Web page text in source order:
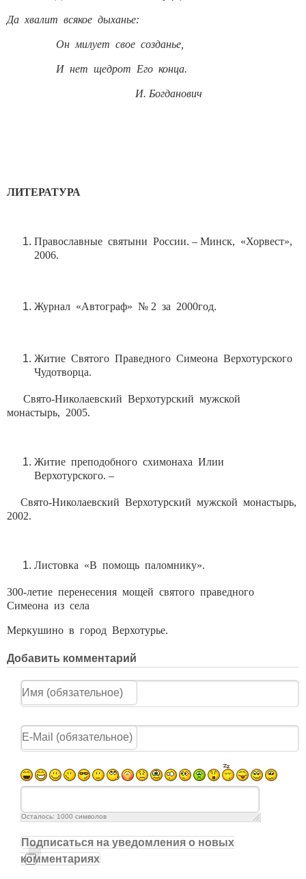
Да хвалит всякое дыханье:
Он милует свое созданье,
И нет щедрот Его конца.
И. Богданович
ЛИТЕРАТУРА
Православные святыни России. – Минск, «Хорвест»,
2006.
Журнал «Автограф» № 2 за 2000год.
Житие Святого Праведного Симеона Верхотурского
Чудотворца.
Свято-Николаевский Верхотурский мужской
монастырь, 2005.
Житие преподобного схимонаха Илии
Верхотурского. –
Свято-Николаевский Верхотурский мужской монастырь,
2002.
Листовка «В помощь паломнику».
300-летие перенесения мощей святого праведного
Симеона из села
Меркушино в город Верхотурье.
Добавить комментарий
Осталось: 1000 символов
Подписаться на уведомления о новых
комментариях